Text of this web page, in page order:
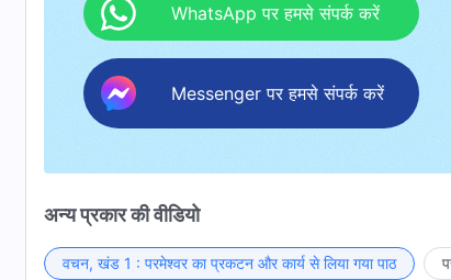
WhatsApp पर हमसे संपर्क करें
Messenger पर हमसे संपर्क करें
अन्य प्रकार की वीडियो
वचन, खंड 1 : परमेश्वर का प्रकटन और कार्य से लिया गया पाठ